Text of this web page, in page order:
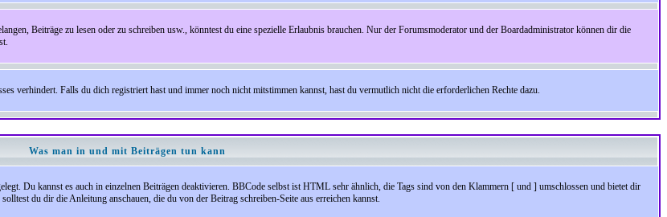
Beiträge zu lesen oder zu schreiben usw., könntest du eine spezielle Erlaubnis brauchen. Nur der Forumsmoderator und der Boardadministrator können dir die
verhindert. Falls du dich registriert hast und immer noch nicht mitstimmen kannst, hast du vermutlich nicht die erforderlichen Rechte dazu.
Was man in und mit Beiträgen tun kann
Du kannst es auch in einzelnen Beiträgen deaktivieren. BBCode selbst ist HTML sehr ähnlich, die Tags sind von den Klammern [ und ] umschlossen und bietet dir
du dir die Anleitung anschauen, die du von der Beitrag schreiben-Seite aus erreichen kannst.